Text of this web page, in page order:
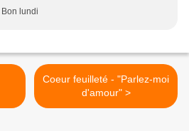
Bon lundi
Coeur feuilleté - "Parlez-moi
d'amour" >